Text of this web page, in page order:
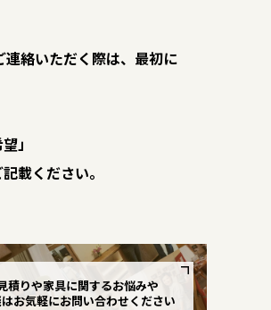
連絡いただく際は、最初に
」
載ください。
積りや家具に関するお悩みや
お気軽にお問い合わせください